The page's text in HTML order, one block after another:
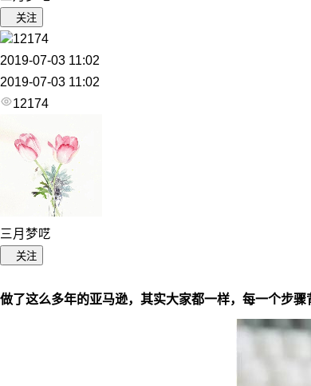
关注
12174
2019-07-03 11:02
2019-07-03 11:02
12174
三月梦呓
关注
做了这么多年的亚马逊，其实大家都一样，每一个步